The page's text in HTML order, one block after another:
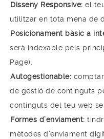
Disseny Responsive: el
utilitzar en tota mena de
Posicionament bàsic a
serà indexable pels
Page).
Autogestionable:
de gestió de continguts
continguts del teu web
Formes d’enviament:
mètodes d’enviament